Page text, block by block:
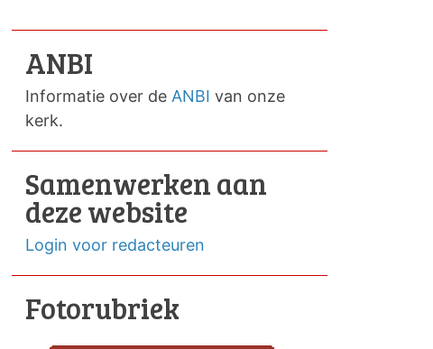
ANBI
Informatie over de ANBI van onze
kerk.
Samenwerken aan
deze website
Login voor redacteuren
Fotorubriek